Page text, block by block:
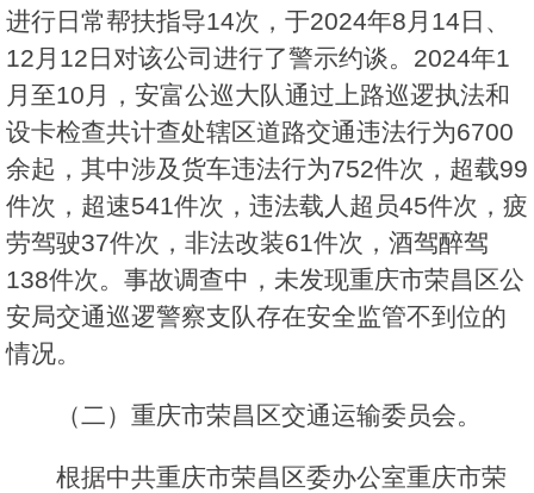
进行日常帮扶指导14次，于2024年8月14日、
12月12日对该公司进行了警示约谈。2024年1
月至10月，安富公巡大队通过上路巡逻执法和
设卡检查共计查处辖区道路交通违法行为6700
余起，其中涉及货车违法行为752件次，超载99
件次，超速541件次，违法载人超员45件次，疲
劳驾驶37件次，非法改装61件次，酒驾醉驾
138件次。事故调查中，未发现重庆市荣昌区公
安局交通巡逻警察支队存在安全监管不到位的
情况。
（二）重庆市荣昌区交通运输委员会。
根据中共重庆市荣昌区委办公室重庆市荣